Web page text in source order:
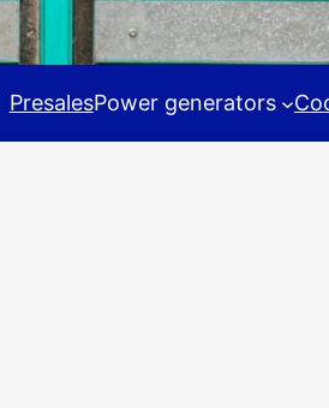
PresalesPower generators